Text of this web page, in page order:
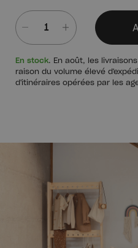
En stock. En août, les
raison du volume élevé
d'itinéraires opérées par les